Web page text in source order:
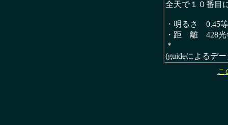
全天で１０番目
・明るさ 0.45
・距 離 428光
＊
(guideによるデ
こ